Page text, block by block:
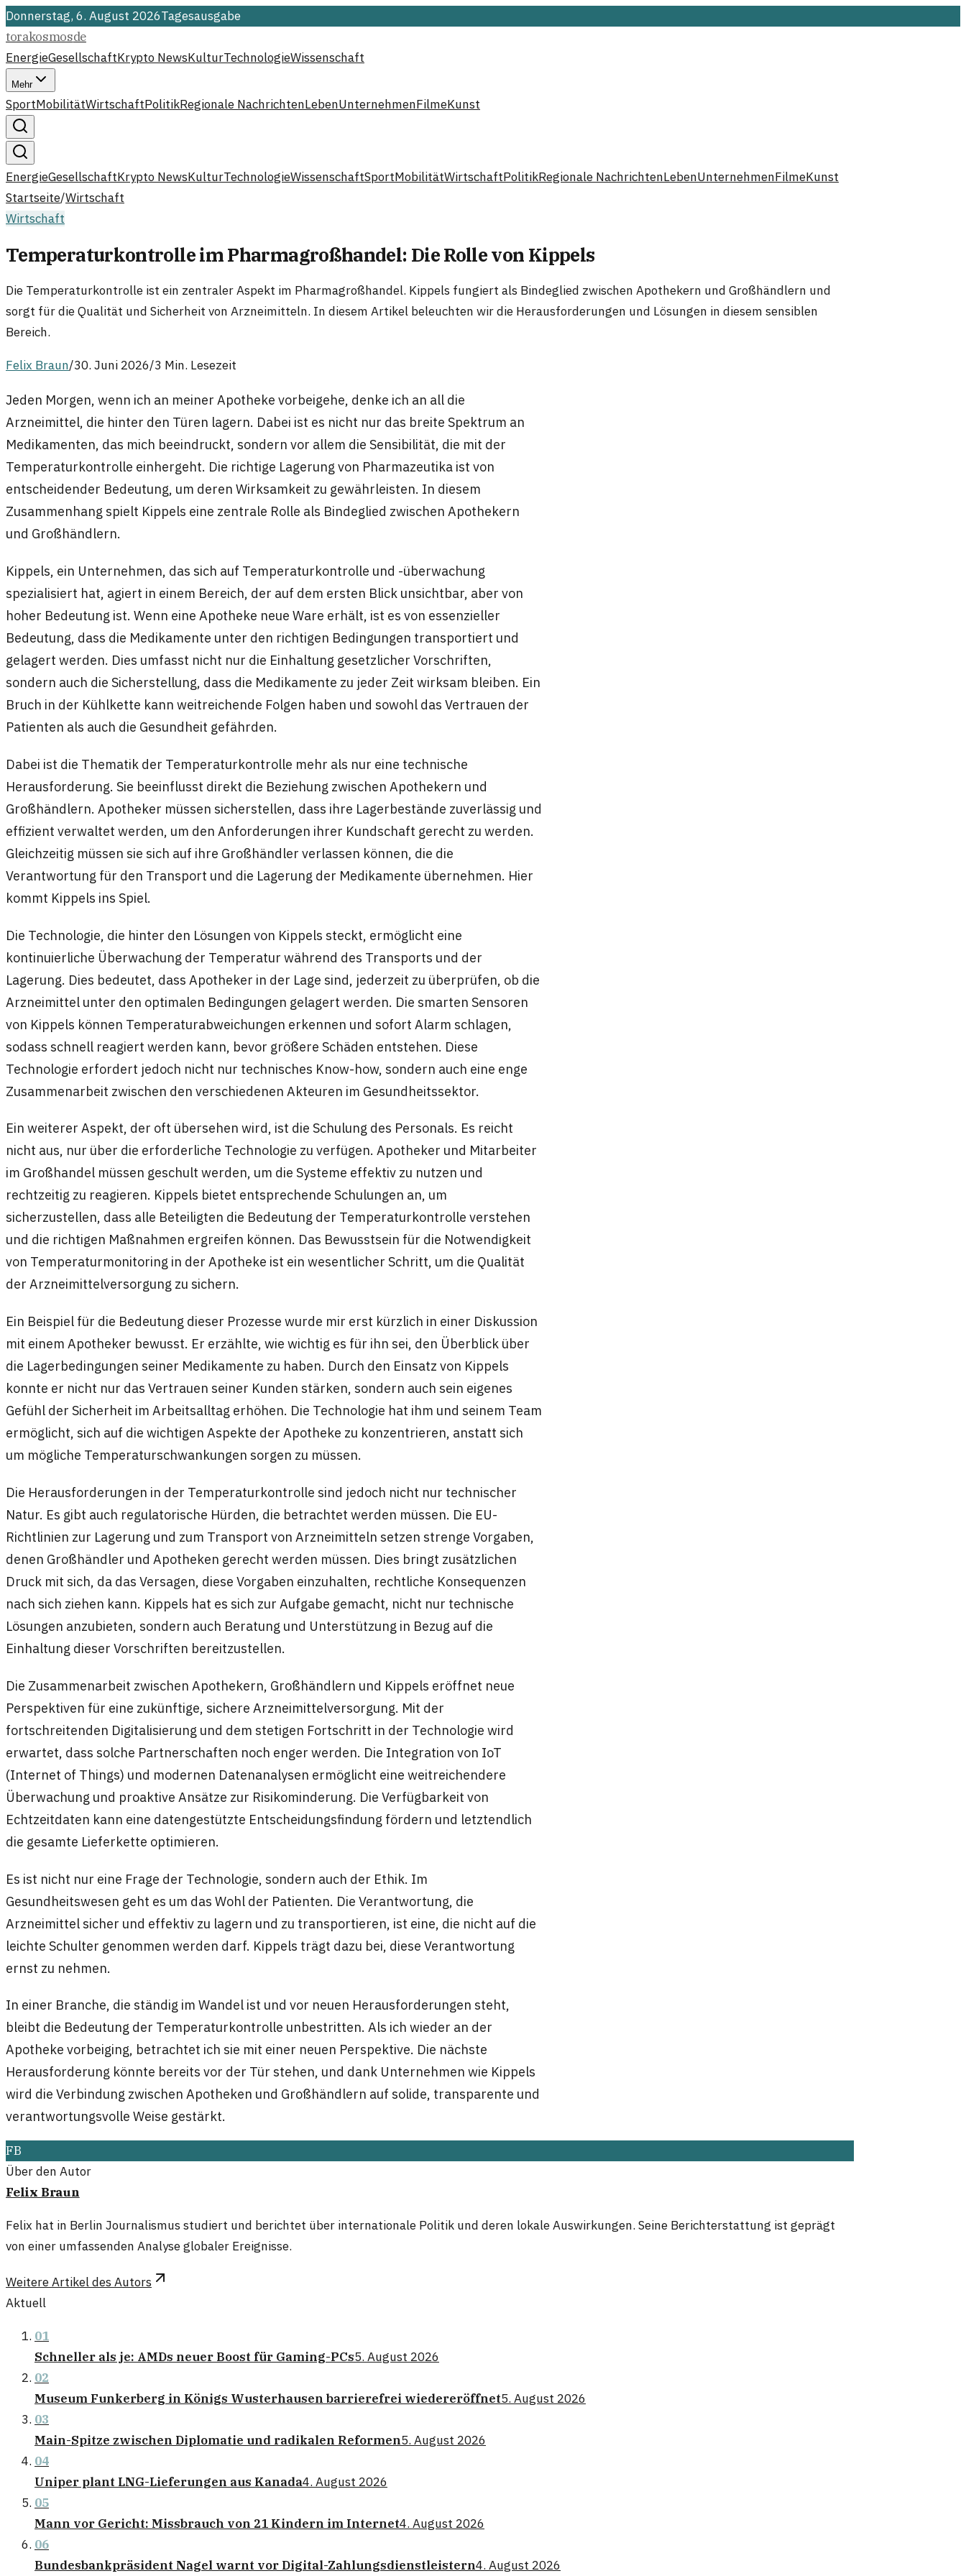
Donnerstag, 6. August 2026Tagesausgabe
torakosmosde
EnergieGesellschaftKrypto NewsKulturTechnologieWissenschaft
Mehr
SportMobilitätWirtschaftPolitikRegionale NachrichtenLebenUnternehmenFilmeKunst
EnergieGesellschaftKrypto NewsKulturTechnologieWissenschaftSportMobilitätWirtschaftPolitikRegionale NachrichtenLebenUnternehmenFilmeKunst
Startseite/Wirtschaft
Wirtschaft
Temperaturkontrolle im Pharmagroßhandel: Die Rolle von Kippels
Die Temperaturkontrolle ist ein zentraler Aspekt im Pharmagroßhandel. Kippels fungiert als Bindeglied zwischen Apothekern und Großhändlern und
sorgt für die Qualität und Sicherheit von Arzneimitteln. In diesem Artikel beleuchten wir die Herausforderungen und Lösungen in diesem sensiblen
Bereich.
Felix Braun/30. Juni 2026/3 Min. Lesezeit
Jeden Morgen, wenn ich an meiner Apotheke vorbeigehe, denke ich an all die
Arzneimittel, die hinter den Türen lagern. Dabei ist es nicht nur das breite Spektrum an
Medikamenten, das mich beeindruckt, sondern vor allem die Sensibilität, die mit der
Temperaturkontrolle einhergeht. Die richtige Lagerung von Pharmazeutika ist von
entscheidender Bedeutung, um deren Wirksamkeit zu gewährleisten. In diesem
Zusammenhang spielt Kippels eine zentrale Rolle als Bindeglied zwischen Apothekern
und Großhändlern.
Kippels, ein Unternehmen, das sich auf Temperaturkontrolle und -überwachung
spezialisiert hat, agiert in einem Bereich, der auf dem ersten Blick unsichtbar, aber von
hoher Bedeutung ist. Wenn eine Apotheke neue Ware erhält, ist es von essenzieller
Bedeutung, dass die Medikamente unter den richtigen Bedingungen transportiert und
gelagert werden. Dies umfasst nicht nur die Einhaltung gesetzlicher Vorschriften,
sondern auch die Sicherstellung, dass die Medikamente zu jeder Zeit wirksam bleiben. Ein
Bruch in der Kühlkette kann weitreichende Folgen haben und sowohl das Vertrauen der
Patienten als auch die Gesundheit gefährden.
Dabei ist die Thematik der Temperaturkontrolle mehr als nur eine technische
Herausforderung. Sie beeinflusst direkt die Beziehung zwischen Apothekern und
Großhändlern. Apotheker müssen sicherstellen, dass ihre Lagerbestände zuverlässig und
effizient verwaltet werden, um den Anforderungen ihrer Kundschaft gerecht zu werden.
Gleichzeitig müssen sie sich auf ihre Großhändler verlassen können, die die
Verantwortung für den Transport und die Lagerung der Medikamente übernehmen. Hier
kommt Kippels ins Spiel.
Die Technologie, die hinter den Lösungen von Kippels steckt, ermöglicht eine
kontinuierliche Überwachung der Temperatur während des Transports und der
Lagerung. Dies bedeutet, dass Apotheker in der Lage sind, jederzeit zu überprüfen, ob die
Arzneimittel unter den optimalen Bedingungen gelagert werden. Die smarten Sensoren
von Kippels können Temperaturabweichungen erkennen und sofort Alarm schlagen,
sodass schnell reagiert werden kann, bevor größere Schäden entstehen. Diese
Technologie erfordert jedoch nicht nur technisches Know-how, sondern auch eine enge
Zusammenarbeit zwischen den verschiedenen Akteuren im Gesundheitssektor.
Ein weiterer Aspekt, der oft übersehen wird, ist die Schulung des Personals. Es reicht
nicht aus, nur über die erforderliche Technologie zu verfügen. Apotheker und Mitarbeiter
im Großhandel müssen geschult werden, um die Systeme effektiv zu nutzen und
rechtzeitig zu reagieren. Kippels bietet entsprechende Schulungen an, um
sicherzustellen, dass alle Beteiligten die Bedeutung der Temperaturkontrolle verstehen
und die richtigen Maßnahmen ergreifen können. Das Bewusstsein für die Notwendigkeit
von Temperaturmonitoring in der Apotheke ist ein wesentlicher Schritt, um die Qualität
der Arzneimittelversorgung zu sichern.
Ein Beispiel für die Bedeutung dieser Prozesse wurde mir erst kürzlich in einer Diskussion
mit einem Apotheker bewusst. Er erzählte, wie wichtig es für ihn sei, den Überblick über
die Lagerbedingungen seiner Medikamente zu haben. Durch den Einsatz von Kippels
konnte er nicht nur das Vertrauen seiner Kunden stärken, sondern auch sein eigenes
Gefühl der Sicherheit im Arbeitsalltag erhöhen. Die Technologie hat ihm und seinem Team
ermöglicht, sich auf die wichtigen Aspekte der Apotheke zu konzentrieren, anstatt sich
um mögliche Temperaturschwankungen sorgen zu müssen.
Die Herausforderungen in der Temperaturkontrolle sind jedoch nicht nur technischer
Natur. Es gibt auch regulatorische Hürden, die betrachtet werden müssen. Die EU-
Richtlinien zur Lagerung und zum Transport von Arzneimitteln setzen strenge Vorgaben,
denen Großhändler und Apotheken gerecht werden müssen. Dies bringt zusätzlichen
Druck mit sich, da das Versagen, diese Vorgaben einzuhalten, rechtliche Konsequenzen
nach sich ziehen kann. Kippels hat es sich zur Aufgabe gemacht, nicht nur technische
Lösungen anzubieten, sondern auch Beratung und Unterstützung in Bezug auf die
Einhaltung dieser Vorschriften bereitzustellen.
Die Zusammenarbeit zwischen Apothekern, Großhändlern und Kippels eröffnet neue
Perspektiven für eine zukünftige, sichere Arzneimittelversorgung. Mit der
fortschreitenden Digitalisierung und dem stetigen Fortschritt in der Technologie wird
erwartet, dass solche Partnerschaften noch enger werden. Die Integration von IoT
(Internet of Things) und modernen Datenanalysen ermöglicht eine weitreichendere
Überwachung und proaktive Ansätze zur Risikominderung. Die Verfügbarkeit von
Echtzeitdaten kann eine datengestützte Entscheidungsfindung fördern und letztendlich
die gesamte Lieferkette optimieren.
Es ist nicht nur eine Frage der Technologie, sondern auch der Ethik. Im
Gesundheitswesen geht es um das Wohl der Patienten. Die Verantwortung, die
Arzneimittel sicher und effektiv zu lagern und zu transportieren, ist eine, die nicht auf die
leichte Schulter genommen werden darf. Kippels trägt dazu bei, diese Verantwortung
ernst zu nehmen.
In einer Branche, die ständig im Wandel ist und vor neuen Herausforderungen steht,
bleibt die Bedeutung der Temperaturkontrolle unbestritten. Als ich wieder an der
Apotheke vorbeiging, betrachtet ich sie mit einer neuen Perspektive. Die nächste
Herausforderung könnte bereits vor der Tür stehen, und dank Unternehmen wie Kippels
wird die Verbindung zwischen Apotheken und Großhändlern auf solide, transparente und
verantwortungsvolle Weise gestärkt.
FB
Über den Autor
Felix Braun
Felix hat in Berlin Journalismus studiert und berichtet über internationale Politik und deren lokale Auswirkungen. Seine Berichterstattung ist geprägt
von einer umfassenden Analyse globaler Ereignisse.
Weitere Artikel des Autors
Aktuell
01
Schneller als je: AMDs neuer Boost für Gaming-PCs5. August 2026
02
Museum Funkerberg in Königs Wusterhausen barrierefrei wiedereröffnet5. August 2026
03
Main-Spitze zwischen Diplomatie und radikalen Reformen5. August 2026
04
Uniper plant LNG-Lieferungen aus Kanada4. August 2026
05
Mann vor Gericht: Missbrauch von 21 Kindern im Internet4. August 2026
06
Bundesbankpräsident Nagel warnt vor Digital-Zahlungsdienstleistern4. August 2026